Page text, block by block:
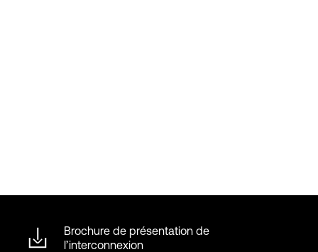
Brochure de présentation de
l’interconnexion